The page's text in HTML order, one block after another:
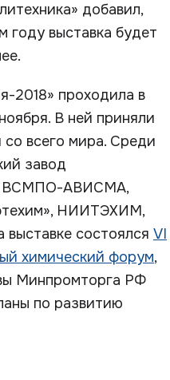
добавил,
году выставка будет
2018» проходила в
В ней приняли
со всего мира. Среди
завод
ВСМПО-АВИСМА,
НИИТЭХИМ,
выставке состоялся VI
химический форум,
Минпромторга РФ
по развитию